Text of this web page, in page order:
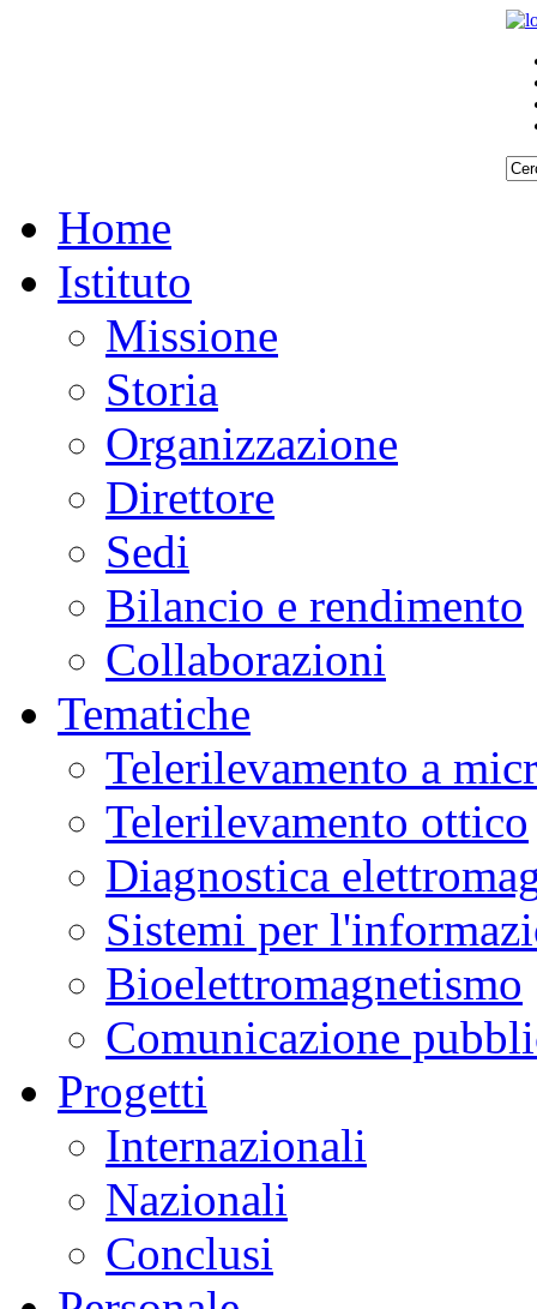
Home
Istituto
Missione
Storia
Organizzazione
Direttore
Sedi
Bilancio e rendimento
Collaborazioni
Tematiche
Telerilevamento a
Telerilevamento ottico
Diagnostica
Sistemi per
Bioelettromagnetismo
Comunicazione
Progetti
Internazionali
Nazionali
Conclusi